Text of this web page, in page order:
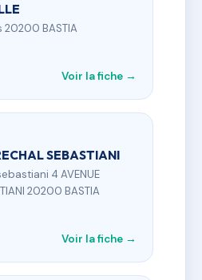
20200 BASTIA
Voir la fiche →
SEBASTIANI
4 AVENUE
20200 BASTIA
Voir la fiche →